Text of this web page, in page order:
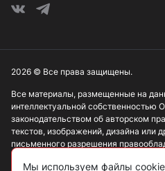
Все материалы, размещенные на
интеллектуальной
законодательством об авторском
текстов, изображений, дизайна или
письменного разрешения
Информация, представленная на
2026 © Все права защищены.
Мы используем файлы